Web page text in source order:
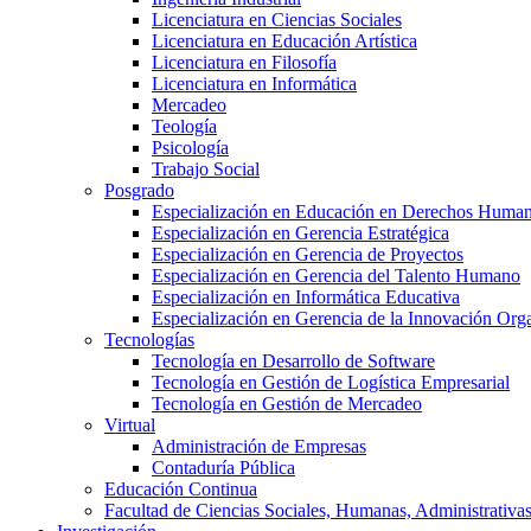
Licenciatura en Ciencias Sociales
Licenciatura en Educación Artística
Licenciatura en Filosofía
Licenciatura en Informática
Mercadeo
Teología
Psicología
Trabajo Social
Posgrado
Especialización en Educación en Derechos
Especialización en Gerencia Estratégica
Especialización en Gerencia de Proyectos
Especialización en Gerencia del Talento Humano
Especialización en Informática Educativa
Especialización en Gerencia de la Innovación
Tecnologías
Tecnología en Desarrollo de Software
Tecnología en Gestión de Logística Empresarial
Tecnología en Gestión de Mercadeo
Virtual
Administración de Empresas
Contaduría Pública
Educación Continua
Facultad de Ciencias Sociales, Humanas,